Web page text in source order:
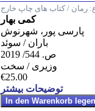
رمان / کتاب های چاپ خارج
کمی بهار
پارسی پور، شهرنوش
باران / سوئد
ص. 544/ 2019
وزیری / سخت
€25.00
توضیحات بیشتر